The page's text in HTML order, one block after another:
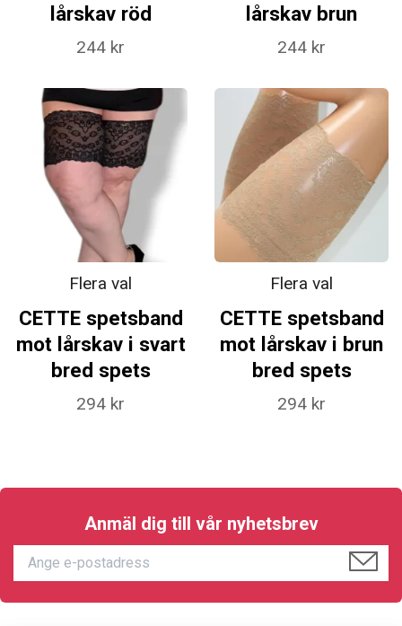
lårskav röd
244 kr
lårskav brun
244 kr
Flera val
CETTE spetsband
mot lårskav i svart
bred spets
294 kr
Flera val
CETTE spetsband
mot lårskav i brun
bred spets
294 kr
Anmäl dig till vår nyhetsbrev